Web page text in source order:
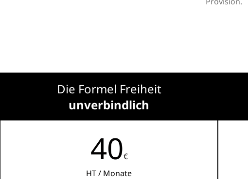
Die Formel Freiheit
unverbindlich
40€
HT / Monate